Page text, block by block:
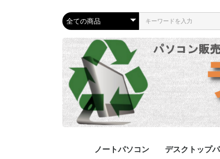
ノートパソコン デスクトップ